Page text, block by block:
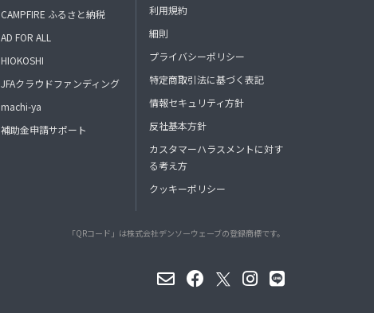
CAMPFIRE ふるさと納税
AD FOR ALL
HIOKOSHI
JFAクラウドファンディング
machi-ya
補助金申請サポート
利用規約
細則
プライバシーポリシー
特定商取引法に基づく表記
情報セキュリティ方針
反社基本方針
カスタマーハラスメントに対す
る考え方
クッキーポリシー
「QRコード」は株式会社デンソーウェーブの登録商標です。